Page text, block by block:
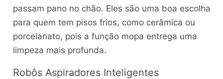
passam pano no chão. Eles são uma boa escolha
para quem tem pisos frios, como cerâmica ou
porcelanato, pois a função mopa entrega uma
limpeza mais profunda.
Robôs Aspiradores Inteligentes